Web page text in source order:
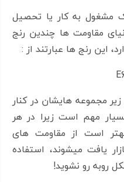
مشغول به کار یا تحصیل
مقاومت ها چندین رنج
این رنج ها عبارتند از :
مجموعه هایشان در کنار
مهم است زیرا در هر
است از مقاومت های
یافت میشوند، استفاده
روبه رو نشوید!